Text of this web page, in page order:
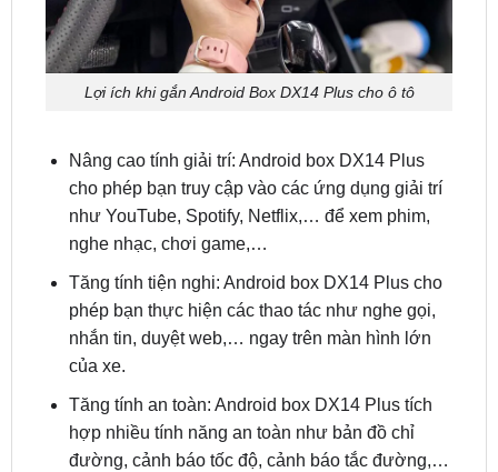
Lợi ích khi gắn Android Box DX14 Plus cho ô tô
Nâng cao tính giải trí: Android box DX14 Plus
như YouTube, Spotify, Netflix,… để xem phim,
nghe nhạc, chơi game,…
Tăng tính tiện nghi: Android box DX14 Plus cho
phép bạn thực hiện các thao tác như nghe gọi,
nhắn tin, duyệt web,… ngay trên màn hình lớn
của xe.
Tăng tính an toàn: Android box DX14 Plus tích
hợp nhiều tính năng an toàn như bản đồ chỉ
đường, cảnh báo tốc độ, cảnh báo tắc đường,…
Nhờ đó, bạn có thể lái xe an toàn hơn, tránh
được những tình huống nguy hiểm.